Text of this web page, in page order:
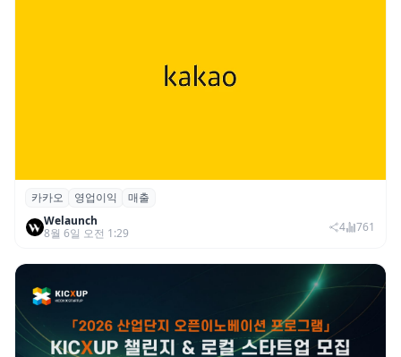
카카오, 2026년 2분기 매출 2조985억·영업
이익 2770억…역대 분기 최대
카카오 영업이익
매출
Welaunch
8월 6일 오전 1:29
4 761